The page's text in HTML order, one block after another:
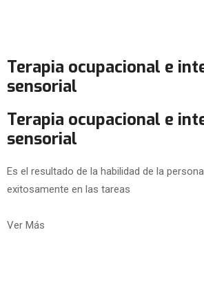
Terapia ocupacional e
sensorial
Terapia ocupacional e
sensorial
Es el resultado de la habilidad de la
exitosamente en las tareas
Ver Más